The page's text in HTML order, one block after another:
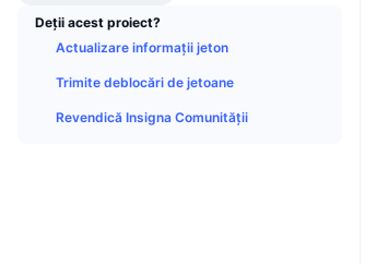
Deții acest proiect?
Actualizare informații jeton
Trimite deblocări de jetoane
Revendică Insigna Comunității